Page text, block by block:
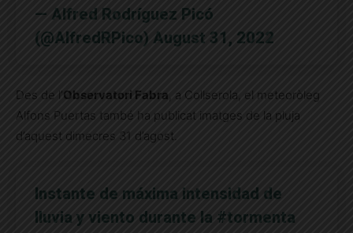
— Alfred Rodríguez Picó
(@AlfredRPico) August 31, 2022
Des de l’ Observatori Fabra , a Collserola, el meteoròleg
Alfons Puertas també ha publicat imatges de la pluja
d’aquest dimecres 31 d’agost.
Instante de máxima intensidad de
lluvia y viento durante la #tormenta